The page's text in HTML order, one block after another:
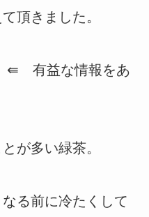
頂きました。
有益な情報をあ
が多い緑茶。
る前に冷たくして